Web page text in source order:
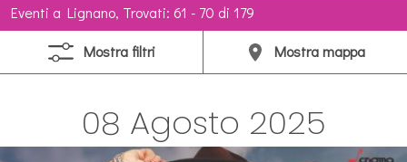
manifestazioni aeree, feste, spettacoli
pirotecnici, Personaggi di fama nazionale e
internazionaleintervengono numerosi, allietando le giornate di
Lignano.
Eventi a Lignano, Trovati: 61 - 70 di 179
Mostra filtri Mostra mappa
08 Agosto 2025